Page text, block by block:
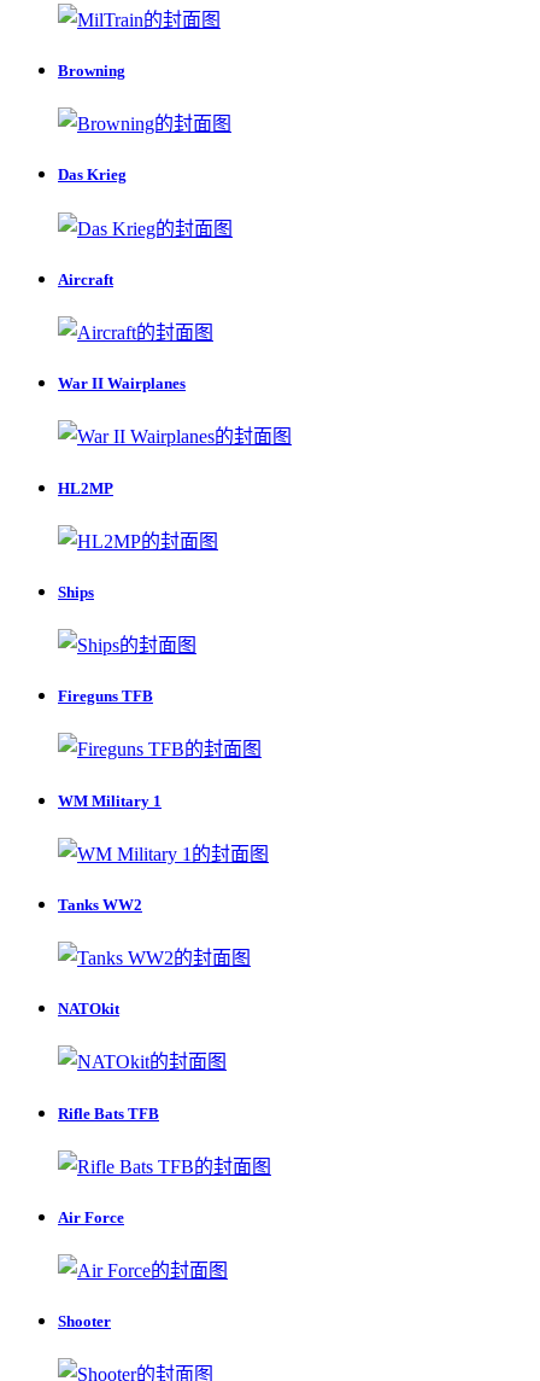
Browning
Das Krieg
Aircraft
War II Wairplanes
HL2MP
Ships
Fireguns TFB
WM Military 1
Tanks WW2
NATOkit
Rifle Bats TFB
Air Force
Shooter